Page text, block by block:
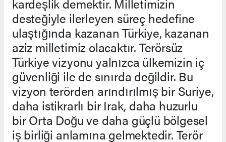
kardeşlik demektir. Milletimizin
desteğiyle ilerleyen süreç hedefine
ulaştığında kazanan Türkiye, kazanan
aziz milletimiz olacaktır. Terörsüz
Türkiye vizyonu yalnızca ülkemizin iç
güvenliği ile de sınırda değildir. Bu
vizyon terörden arındırılmış bir Suriye,
daha istikrarlı bir Irak, daha huzurlu
bir Orta Doğu ve daha güçlü bölgesel
iş birliği anlamına gelmektedir. Terör